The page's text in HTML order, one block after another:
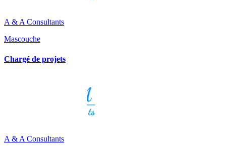
A & A Consultants
Mascouche
Chargé de projets
A & A Consultants